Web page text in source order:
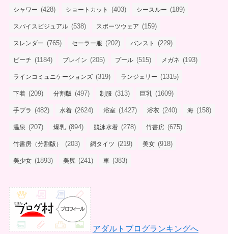
シャワー (428) ショートカット (403) シースルー (189)
スパイスビジュアル (538) スポーツウェア (159)
スレンダー (765) セーラー服 (202) パンスト (229)
ビーチ (1184) ブレイン (205) プール (515) メガネ (193)
ラインコミュニケーションズ (319) ランジェリー (1315)
下着 (209) 分割版 (497) 制服 (313) 巨乳 (1609)
手ブラ (482) 水着 (2624) 浴室 (1427) 浴衣 (240) 海 (158)
温泉 (207) 爆乳 (894) 競泳水着 (278) 竹書房 (675)
竹書房（分割版） (203) 網タイツ (219) 美女 (918)
美少女 (1893) 美尻 (241) 車 (383)
アダルトブログランキングへ